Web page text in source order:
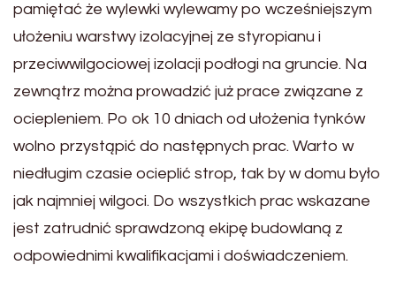
pamiętać że wylewki wylewamy po wcześniejszym
ułożeniu warstwy izolacyjnej ze styropianu i
przeciwwilgociowej izolacji podłogi na gruncie. Na
zewnątrz można prowadzić już prace związane z
ociepleniem. Po ok 10 dniach od ułożenia tynków
wolno przystąpić do następnych prac. Warto w
niedługim czasie ocieplić strop, tak by w domu było
jak najmniej wilgoci. Do wszystkich prac wskazane
jest zatrudnić sprawdzoną ekipę budowlaną z
odpowiednimi kwalifikacjami i doświadczeniem.